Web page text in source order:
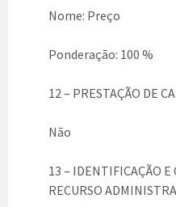
Nome: Preço
Ponderação: 100 %
12 – PRESTAÇÃO DE
Não
13 – IDENTIFICAÇÃO E
RECURSO